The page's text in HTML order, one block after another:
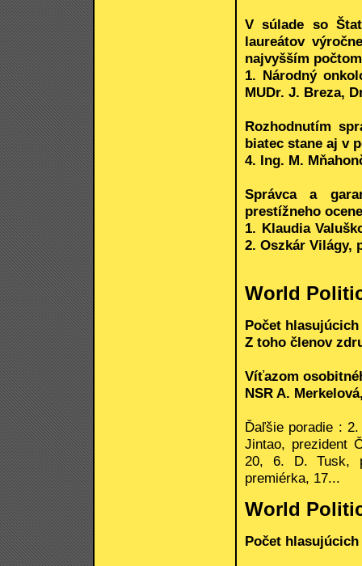
V súlade so
laureátov
najvyšším
1. Národný
MUDr. J. Breza,
Rozhodnutím
biatec stane aj v
4. Ing. M.
Správca a
prestížneho
1. Klaudia
2. Oszkár Világy,
World
Počet
Z toho členov
Víťazom
NSR A.
Ďaľšie poradie :
Jintao, prezident
20, 6. D. Tusk,
premiérka, 17...
World
Počet